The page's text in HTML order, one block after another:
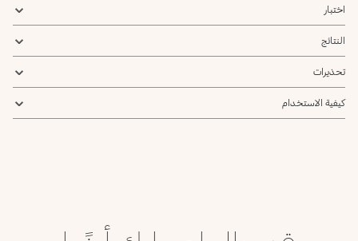
اختبار
النتائج
تحذيرات
كيفية الاستخدام